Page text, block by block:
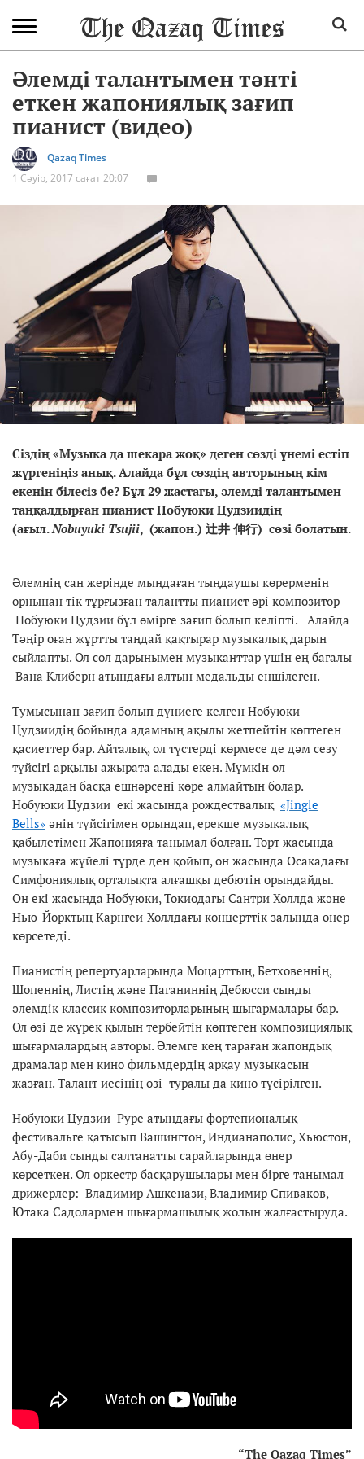
Әлемді талантымен тәнті
еткен жапониялық зағип
пианист (видео)
Qazaq Times
1 Сәуір, 2017 сағат 20:07
Сіздің «Музыка да шекара жоқ» деген сөзді үнемі естіп
жүргеніңіз анық. Алайда бұл сөздің авторының кім
екенін білесіз бе? Бұл 29 жастағы, әлемді талантымен
таңқалдырған пианист Нобуюки Цудзиидің
(ағыл.Nobuyuki Tsujii, (жапон.) 辻井 伸行) сөзі болатын.
Әлемнің сан жерінде мыңдаған тыңдаушы көрерменін
орнынан тік тұрғызған талантты пианист әрі композитор
Нобуюки Цудзии бұл өмірге зағип болып келіпті. Алайда
Тәңір оған жұртты таңдай қақтырар музыкалық дарын
сыйлапты. Ол сол дарынымен музыканттар үшін ең бағалы
Вана Клиберн атындағы алтын медальды еншілеген.
Тумысынан зағип болып дүниеге келген Нобуюки
Цудзиидің бойында адамның ақылы жетпейтін көптеген
қасиеттер бар. Айталық, ол түстерді көрмесе де дәм сезу
түйсігі арқылы ажырата алады екен. Мүмкін ол
музыкадан басқа ешнәрсені көре алмайтын болар.
Нобуюки Цудзии екі жасында рождествалық «Jingle
Bells» әнін түйсігімен орындап, ерекше музыкалық
қабылетімен Жапонияға танымал болған. Төрт жасында
музыкаға жүйелі түрде ден қойып, он жасында Осакадағы
Симфониялық орталықта алғашқы дебютін орындайды.
Он екі жасында Нобуюки, Токиодағы Сантри Холлда және
Нью-Йорктың Карнгеи-Холлдағы концерттік залында өнер
көрсетеді.
Пианистің репертуарларында Моцарттың, Бетховеннің,
Шопеннің, Листің және Паганиннің Дебюсси сынды
әлемдік классик композиторларының шығармалары бар.
Ол өзі де жүрек қылын тербейтін көптеген композициялық
шығармалардың авторы. Әлемге кең тараған жапондық
драмалар мен кино фильмдердің арқау музыкасын
жазған. Талант иесінің өзі туралы да кино түсірілген.
Нобуюки Цудзии Руре атындағы фортепионалық
фестивальге қатысып Вашингтон, Индианаполис, Хьюстон,
Абу-Даби сынды салтанатты сарайларында өнер
көрсеткен. Ол оркестр басқарушылары мен бірге танымал
дрижерлер: Владимир Ашкенази, Владимир Спиваков,
Ютака Садолармен шығармашылық жолын жалғастыруда.
“The Qazaq Times”